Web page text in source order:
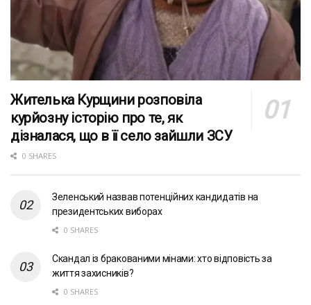
Жителька Курщини розповіла
курйозну історію про те, як
дізналася, що в її село зайшли ЗСУ
0 SHARES
Зеленський назвав потенційних кандидатів на
президентських виборах
0 SHARES
Скандал із бракованими мінами: хто відповість за
життя захисників?
0 SHARES